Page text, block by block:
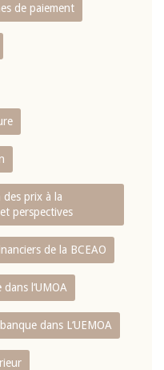
de paiement
des prix à la
perspectives
de la BCEAO
l‘UMOA
dans L‘UEMOA